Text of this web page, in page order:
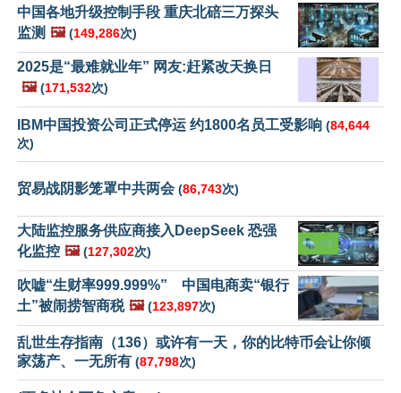
中国各地升级控制手段 重庆北碚三万探头
监测 🖼️ (149,286次)
2025是“最难就业年” 网友:赶紧改天换日
🖼️ (171,532次)
IBM中国投资公司正式停运 约1800名员工受影响 (84,644
次)
贸易战阴影笼罩中共两会 (86,743次)
大陆监控服务供应商接入DeepSeek 恐强
化监控 🖼️ (127,302次)
吹嘘“生财率999.999%” 中国电商卖“银行
土”被闹捞智商税 🖼️ (123,897次)
乱世生存指南（136）或许有一天，你的比特币会让你倾
家荡产、一无所有 (87,798次)